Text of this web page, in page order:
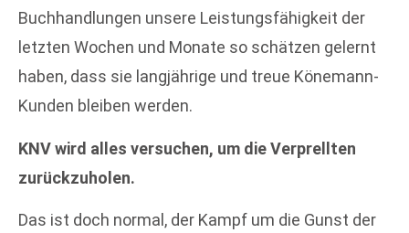
Buchhandlungen unsere Leistungsfähigkeit der
letzten Wochen und Monate so schätzen gelernt
haben, dass sie langjährige und treue Könemann-
Kunden bleiben werden.
KNV wird alles versuchen, um die Verprellten
zurückzuholen.
Das ist doch normal, der Kampf um die Gunst der